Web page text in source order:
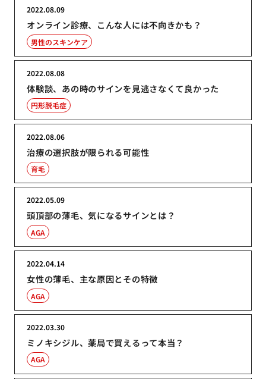
オンライン診療、こんな人には不向きかも？
2022.08.09
男性のスキンケア
体験談、あの時のサインを見逃さなくて良かった
2022.08.08
円形脱毛症
治療の選択肢が限られる可能性
2022.08.06
育毛
頭頂部の薄毛、気になるサインとは？
2022.05.09
AGA
女性の薄毛、主な原因とその特徴
2022.04.14
AGA
ミノキシジル、薬局で買えるって本当？
2022.03.30
AGA